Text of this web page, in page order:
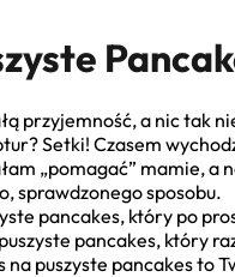
przyjemność, a nic tak
Setki! Czasem
„pomagać” mamie, a
sprawdzonego sposobu.
pancakes, który po
pancakes, który
puszyste pancakes to